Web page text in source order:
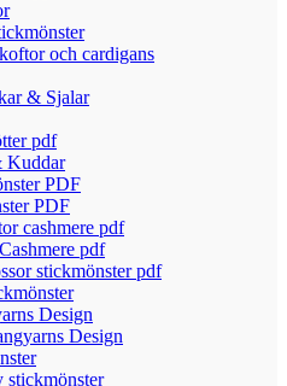
och cardigans
& Sjalar
pdf
Kuddar
PDF
PDF
cashmere pdf
pdf
stickmönster pdf
Design
Design